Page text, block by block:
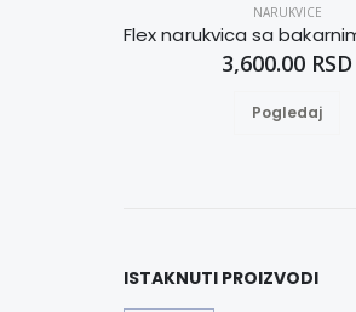
NARUKVICE
3,600.00 RSD
Pogledaj
ISTAKNUTI PROIZVODI